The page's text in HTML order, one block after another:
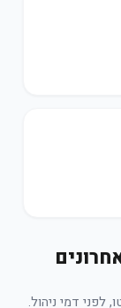
אחרונים
לפני דמי ניהול.